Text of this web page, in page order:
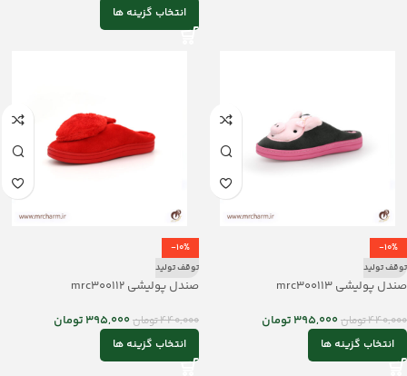
انتخاب گزینه ها
-10%
توقف تولید
صندل پولیشی mrc300113
440,000تومان395,000تومان
انتخاب گزینه ها
-10%
توقف تولید
صندل پولیشی mrc300112
440,000تومان395,000تومان
انتخاب گزینه ها